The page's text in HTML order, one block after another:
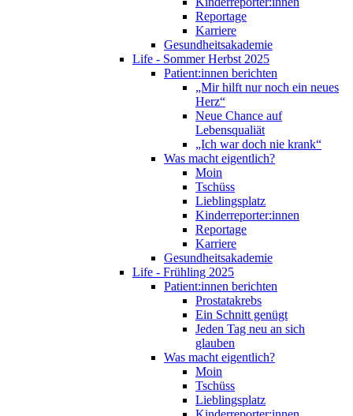
Reportage
Karriere
Gesundheitsakademie
Life - Sommer Herbst 2025
Patient:innen berichten
„Mir hilft nur noch ein neues
Herz“
Neue Chance auf
Lebensqualiät
„Ich war doch nie krank“
Was macht eigentlich?
Moin
Tschüss
Lieblingsplatz
Kinderreporter:innen
Reportage
Karriere
Gesundheitsakademie
Life - Frühling 2025
Patient:innen berichten
Prostatakrebs
Ein Schnitt genügt
Jeden Tag neu an sich
glauben
Was macht eigentlich?
Moin
Tschüss
Lieblingsplatz